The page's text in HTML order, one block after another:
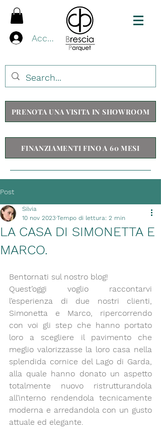
Accedi
PRENOTA UNA VISITA IN SHOWROOM
FINANZIAMENTI FINO A 60 MESI
Post
LA CASA DI SIMONETTA E
MARCO.
Silvia
10 nov 2023 Tempo di lettura: 2 min
Bentornati sul nostro blog!
Quest’oggi voglio raccontarvi
l’esperienza di due nostri clienti,
Simonetta e Marco, ripercorrendo
con voi gli step che hanno portato
loro a scegliere il pavimento che
meglio valorizzasse la loro casa nella
splendida cornice del Lago di Garda,
alla quale hanno donato un aspetto
totalmente nuovo ristrutturandola
all’interno rendendola tecnicamente
moderna e arredandola con un gusto
attuale ed elegante.